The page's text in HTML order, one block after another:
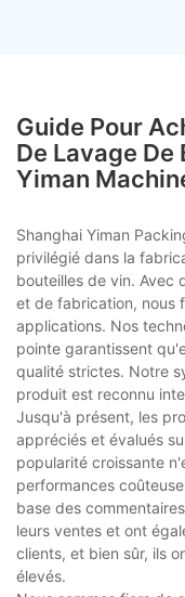
Guide Pour
De Lavage De
Yiman
Shanghai Yiman
privilégié dans la
bouteilles de vin. Avec
et de fabrication, nous
applications. Nos
pointe garantissent
qualité strictes. Notre
produit est reconnu
Jusqu'à présent, les
appréciés et évalués
popularité croissante
performances
base des
leurs ventes et ont
clients, et bien sûr, ils
élevés.